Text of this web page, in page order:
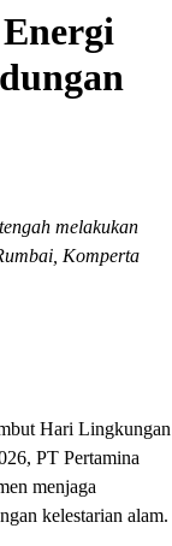
melakukan
Komperta
Hari Lingkungan
PT Pertamina
menjaga
kelestarian alam.